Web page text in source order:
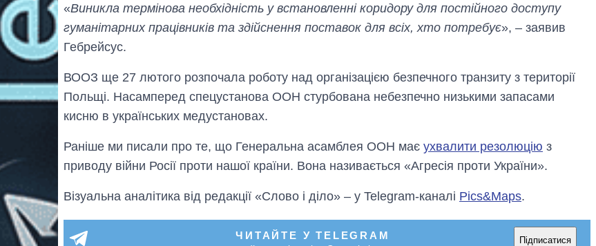
«Виникла термінова необхідність у встановленні коридору для постійного доступу
гуманітарних працівників та здійснення поставок для всіх, хто потребує», – заявив
Гебрейсус.
ВООЗ ще 27 лютого розпочала роботу над організацією безпечного транзиту з території
Польщі. Насамперед спецустанова ООН стурбована небезпечно низькими запасами
кисню в українських медустановах.
Раніше ми писали про те, що Генеральна асамблея ООН має ухвалити резолюцію з
приводу війни Росії проти нашої країни. Вона називається «Агресія проти України».
Візуальна аналітика від редакції «Слово і діло» – у Telegram-каналі Pics&Maps.
ЧИТАЙТЕ У TELEGRAM Підписатися
посаду керівника
СЗР